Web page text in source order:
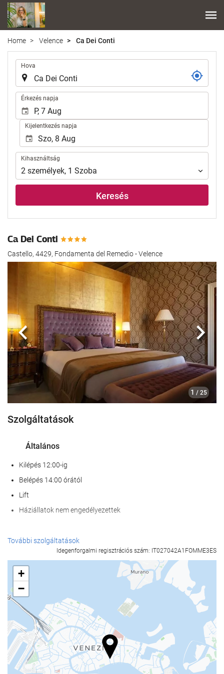
Home Velence Ca Dei Conti
Hova
Érkezés napja
Kijelentkezés napja
Kihasználtság
Kihasználtság
2 személyek, 1 Szoba
Keresés
Ca Dei Conti
Castello, 4429, Fondamenta del Remedio - Velence
1 / 25
Előző
Szolgáltatások
Általános
Kilépés 12:00-ig
Belépés 14:00 órától
Lift
Háziállatok nem engedélyezettek
Recepció szolgáltatások
24 órás recepció
poggyászmegőrzés
Étel és ital
Bár
Üzleti létesítmények
Business Center
További szolgáltatások
Idegenforgalmi regisztrációs szám: IT027042A1FOMME3ES
+
−